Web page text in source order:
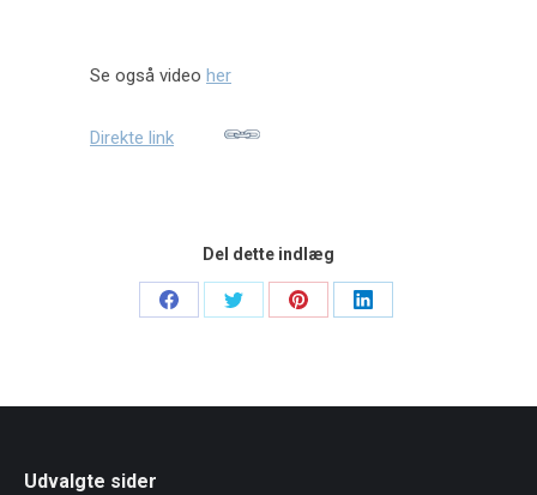
Se også video her
Direkte link
Del dette indlæg
Share
Share
Share
Share
Udvalgte sider